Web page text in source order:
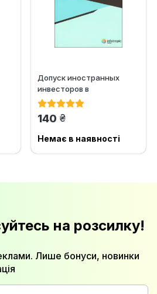
Допуск иностранных
инвесторов в
стратегические отрасли
экономики...
140 грн.
Немає в наявності
на розсилку!
Лише бонуси, новинки